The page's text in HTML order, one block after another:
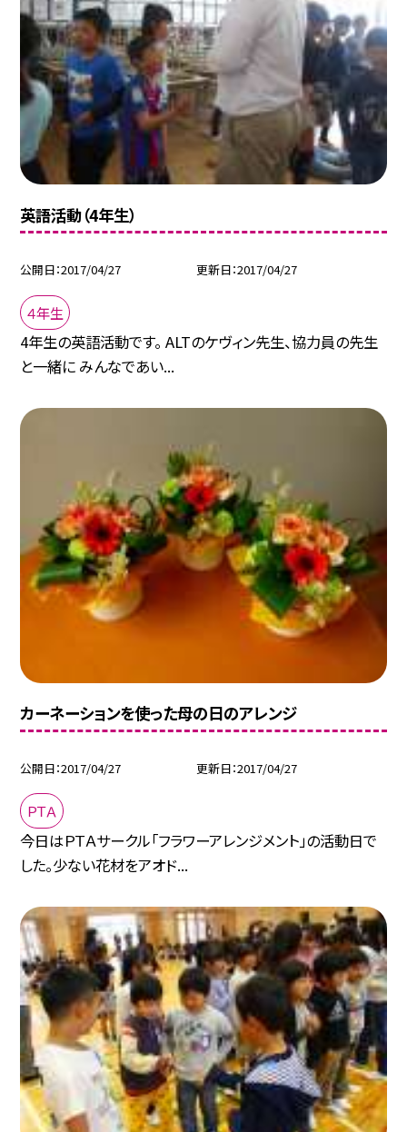
英語活動（4年生）
公開日 2017/04/27 更新日 2017/04/27
４年生
4年生の英語活動です。 ALTのケヴィン先生、協力員の先生
と一緒に みんなであい...
カーネーションを使った母の日のアレンジ
公開日 2017/04/27 更新日 2017/04/27
ＰＴＡ
今日はＰＴＡサークル「フラワーアレンジメント」の活動日で
した。少ない花材をアオド...